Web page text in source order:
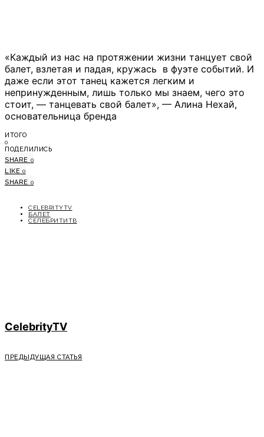
«Каждый из нас на протяжении жизни танцует свой
балет, взлетая и падая, кружась в фуэте событий. И
даже если этот танец кажется легким и
непринужденным, лишь только мы знаем, чего это
стоит, — танцевать свой балет», — Алина Нехай,
основательница бренда
ИТОГО
0
ПОДЕЛИЛИСЬ
SHARE 0
LIKE 0
SHARE 0
CELEBRITYTV
БАЛЕТ
СЕЛЕБРИТИТВ
CelebrityTV
ПРЕДЫДУЩАЯ СТАТЬЯ